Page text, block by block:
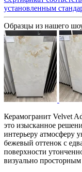
установленным
Образцы из нашего
Керамогранит Velvet
это изысканное
интерьеру атмосферу
бежевый оттенок с
поверхности
визуально